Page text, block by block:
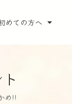
めての方へ
め!!